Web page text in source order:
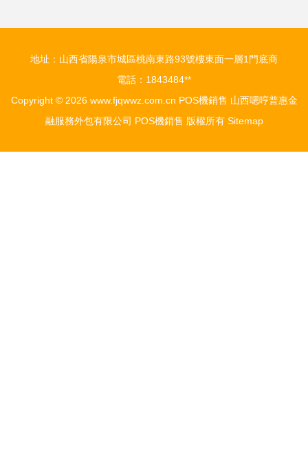
生產廠家,商場超市
便利店 銷售冠軍
地址：山西省陽泉市城區桃南東路93號樓東面一層1門底商
電話：1843484**
Copyright © 2026 www.fjqwwz.com.cn POS機銷售 山西嗯哼普惠金
融服務外包有限公司 POS機銷售 版權所有 Sitemap